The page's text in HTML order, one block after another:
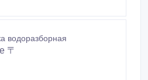
водоразборная
〒